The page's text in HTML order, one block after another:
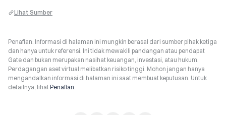
Lihat Sumber
Penafian: Informasi di halaman ini mungkin berasal dari sumber pihak ketiga
dan hanya untuk referensi. Ini tidak mewakili pandangan atau pendapat
Gate dan bukan merupakan nasihat keuangan, investasi, atau hukum.
Perdagangan aset virtual melibatkan risiko tinggi. Mohon jangan hanya
mengandalkan informasi di halaman ini saat membuat keputusan. Untuk
detailnya, lihatPenafian.